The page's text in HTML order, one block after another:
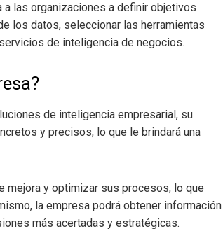
a las organizaciones a definir objetivos
los datos, seleccionar las herramientas
de inteligencia de negocios.
de inteligencia empresarial, su
y precisos, lo que le brindará una
mejora y optimizar sus procesos, lo que
la empresa podrá obtener información
más acertadas y estratégicas.